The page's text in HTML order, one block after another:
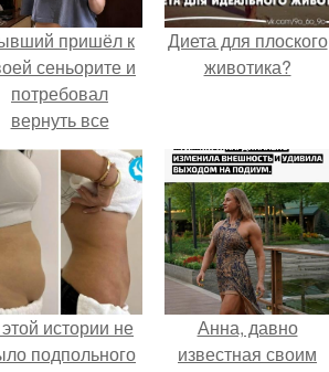
пришёл к
сеньорите и
потребовал
вернуть все
подарки.
Диета для плоского
животика?
истории не
подпольного
Анна, давно
известная своим